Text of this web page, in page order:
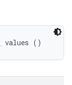
values ()